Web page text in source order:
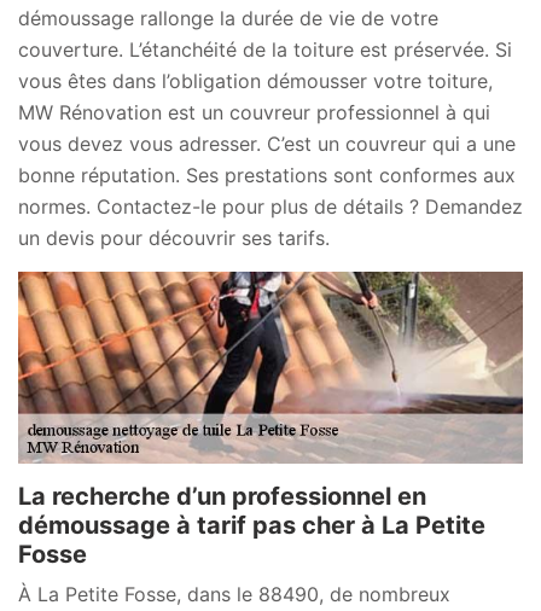
démoussage rallonge la durée de vie de votre
couverture. L’étanchéité de la toiture est préservée. Si
vous êtes dans l’obligation démousser votre toiture,
MW Rénovation est un couvreur professionnel à qui
vous devez vous adresser. C’est un couvreur qui a une
bonne réputation. Ses prestations sont conformes aux
normes. Contactez-le pour plus de détails ? Demandez
un devis pour découvrir ses tarifs.
La recherche d’un professionnel en
démoussage à tarif pas cher à La Petite
Fosse
À La Petite Fosse, dans le 88490, de nombreux